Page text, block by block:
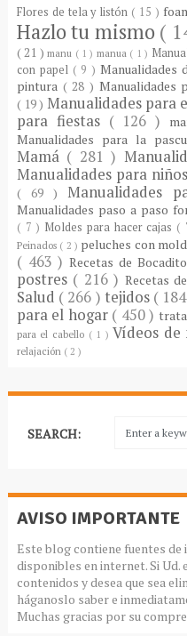
Flores de tela y listón ( 15 )
Hazlo tu mismo (
( 21 )manu ( 1 ) manua ( 1 )
con papel ( 9 )Manualidades
pintura ( 28 ) Manualidades
( 19 ) Manualidades para
para fiestas ( 126 )
Manualidades para la
Mamá ( 281 )
Manualidades para niños
( 69 )Manualidades
Manualidades paso a paso
( 7 ) Moldes para hacer cajas (
Peinados ( 2 ) peluches con
( 463 )Recetas de
postres ( 216 ) Recetas
Salud ( 266 ) tejidos (
para el hogar ( 450 )
para el cabello ( 1 ) Vídeos de
relajación ( 2 )
SEARCH:
AVISO IMPORTANTE
Este blog contiene fuentes
disponibles en internet. Si Ud.
contenidos y desea que sea
háganoslo saber e
Muchas gracias por su